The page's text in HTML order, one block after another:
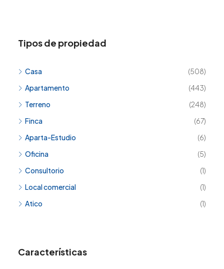
Tipos de propiedad
Casa
(508)
Apartamento
(443)
Terreno
(248)
Finca
(67)
Aparta-Estudio
(6)
Oficina
(5)
Consultorio
(1)
Local comercial
(1)
Atico
(1)
Características